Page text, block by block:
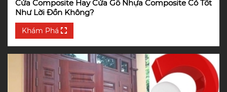
Cửa Composite Hay Cửa Gỗ Nhựa Composite Có Tốt
Như Lời Đồn Không?
Khám Phá